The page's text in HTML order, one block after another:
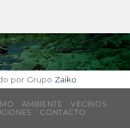
por Grupo Zaiko
AMBIENTE
VECINOS
CONTACTO